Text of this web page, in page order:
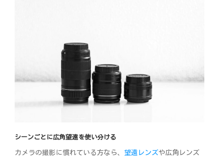
シーンごとに広角望遠を使い分ける
カメラの撮影に慣れている方なら、 望遠レンズや広角レンズ